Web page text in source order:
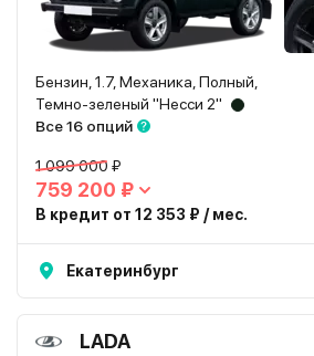
Бензин, 1.7, Механика, Полный,
Темно-зеленый "Несси 2"
Все 16 опций
1 099 000 ₽
759 200 ₽
В кредит от 12 353 ₽ / мес.
Екатеринбург
LADA